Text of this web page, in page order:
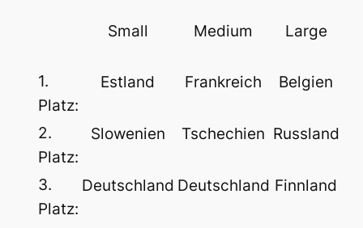
Small Medium Large
1.
Platz:
Estland Frankreich Belgien
2.
Platz:
Slowenien Tschechien Russland
3.
Platz:
Deutschland Deutschland Finnland